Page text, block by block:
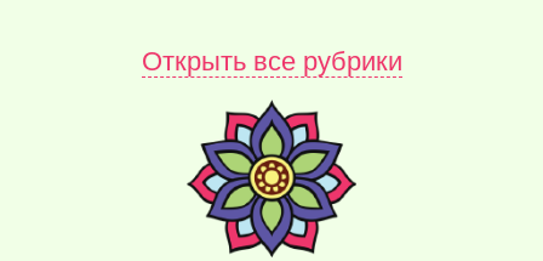
Открыть все рубрики